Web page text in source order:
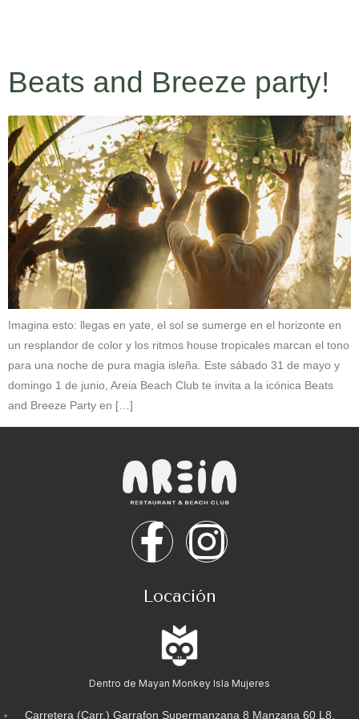
Beats and Breeze party!
Imagina esto: llegas en yate, el sol se sumerge en el horizonte en
un resplandor de color y los ritmos house tropicales marcan el tono
para una noche de pura magia isleña. Este sábado 31 de mayo y
domingo 1 de junio, Areia Beach Club te invita a la icónica Beats
and Breeze Party en […]
Locación
Dentro de Mayan Monkey Isla Mujeres
Carretera (Carr.) Garrafon Supermanzana 8 Manzana 60 L8,